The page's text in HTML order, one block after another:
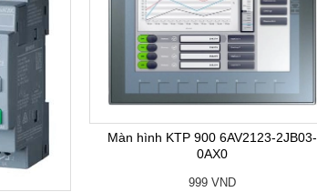
Màn hình KTP 900 6AV2123-2JB03-
0AX0
999 VND